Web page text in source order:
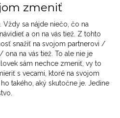
zmeniť
Vždy sa nájde niečo, čo na
a on na vás tiež. Z tohto
snažiť na svojom partnerovi /
na vás tiež. To ale nie je
sám nechce zmeniť, vy to
s vecami, ktoré na svojom
takého, aký skutočne je. Jedine